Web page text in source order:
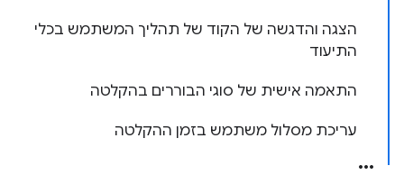
הצגה והדגשה של הקוד של תהליך המשתמש בכלי
התיעוד
התאמה אישית של סוגי הבוררים בהקלטה
עריכת מסלול משתמש בזמן ההקלטה